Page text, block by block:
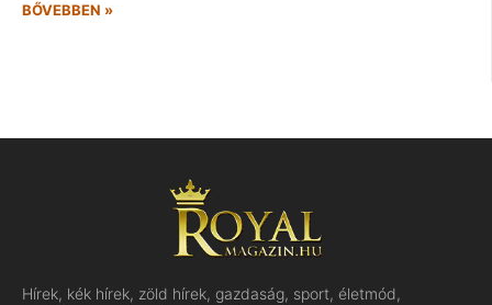
BŐVEBBEN »
Hírek, kék hírek, zöld hírek, gazdaság, sport, életmód,